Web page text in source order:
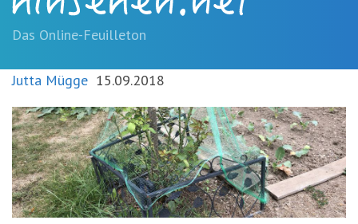
(Accesskey
'1')Zur
springen
'3')Zur
Suche
springen
(Accesskey
'2')
Das Online-Feuilleton
Jutta Mügge 15.09.2018